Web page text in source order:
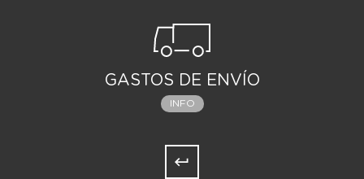
GASTOS DE ENVÍO
INFO